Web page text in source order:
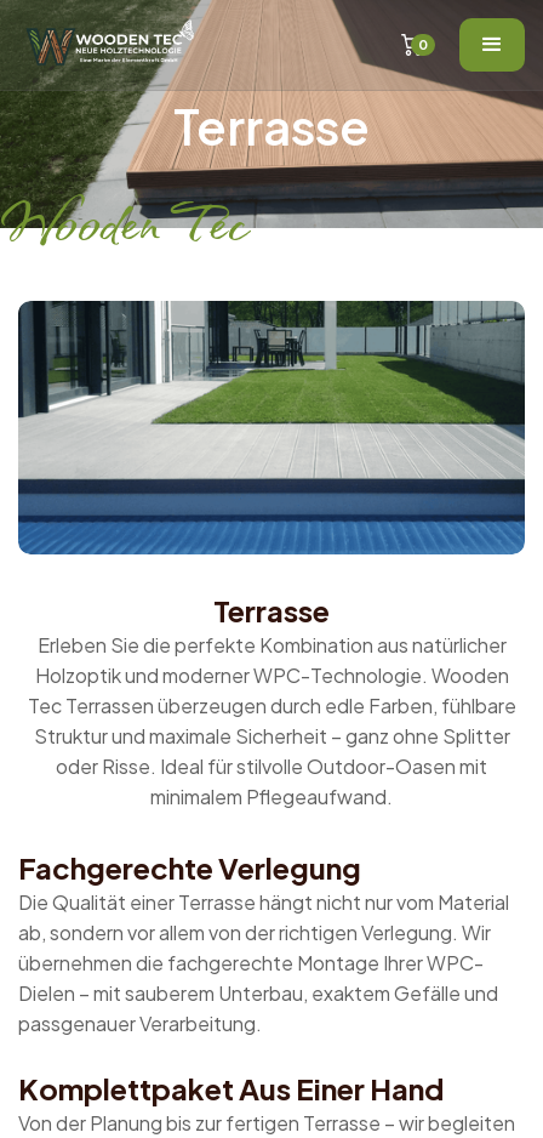
0
Wooden Tec
Terrasse
Terrasse
Erleben Sie die perfekte Kombination aus natürlicher
Holzoptik und moderner WPC-Technologie. Wooden
Tec Terrassen überzeugen durch edle Farben, fühlbare
Struktur und maximale Sicherheit – ganz ohne Splitter
oder Risse. Ideal für stilvolle Outdoor-Oasen mit
minimalem Pflegeaufwand.
Fachgerechte Verlegung
Die Qualität einer Terrasse hängt nicht nur vom Material
ab, sondern vor allem von der richtigen Verlegung. Wir
übernehmen die fachgerechte Montage Ihrer WPC-
Dielen – mit sauberem Unterbau, exaktem Gefälle und
passgenauer Verarbeitung.
Komplettpaket Aus Einer Hand
Von der Planung bis zur fertigen Terrasse – wir begleiten